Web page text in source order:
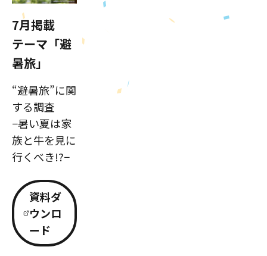
7月掲載
テーマ「避
暑旅」
“避暑旅”に関
する調査
−暑い夏は家
族と牛を見に
行くべき!?−
資料ダ
ウンロ
ード